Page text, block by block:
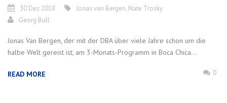
30 Dez 2018 Jonas van Bergen, Nate Trosky
Georg Bull
Jonas Van Bergen, der mit der DBA über viele Jahre schon um die
halbe Welt gereist ist, am 3-Monats-Programm in Boca Chica...
READ MORE 0